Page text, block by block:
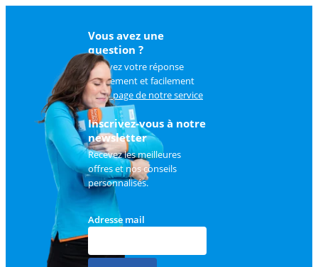
Vous avez une
question ?
Trouvez votre réponse
rapidement et facilement
surla page de notre service
client.
Inscrivez-vous à notre
newsletter
Recevez les meilleures
offres et nos conseils
personnalisés.
Adresse mail